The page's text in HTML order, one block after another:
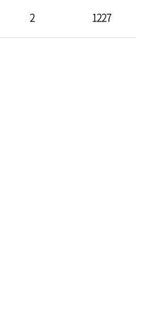
2 1227